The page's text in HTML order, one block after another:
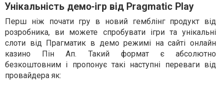
Унікальність демо-ігр від Pragmatic Play
Перш ніж почати гру в новий гемблінг продукт від
розробника, ви можете спробувати ігри та унікальні
слоти від Прагматик в демо режимі на сайті онлайн
казино Пін Ап. Такий формат є абсолютно
безкоштовним і пропонує такі наступні переваги від
провайдера як: